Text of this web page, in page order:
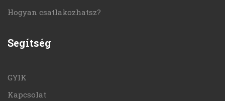
Hogyan csatlakozhatsz?
Segítség
GYIK
Kapcsolat